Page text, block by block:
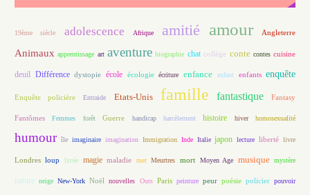
19ème siècle adolescence Afrique amitié amour Angleterre
Animaux apprentissage art aventure biographie chat collège conte contes cuisine
deuil Différence dystopie école écologie écriture enfance enfant enfants enquête
Enquête policière Entraide Etats-Unis famille fantastique Fantasy
Fantômes Femmes forêt Guerre handicap harcèlement histoire hiver homosexualité
humour île imaginaire imagination Immigration Inde Italie japon lecture liberté livre
Londres loup lycée magie maladie mer Meurtres mort Moyen Age musique mystère
nature neige New-York Noël nouvelles Ours Paris peinture peur poésie policier pouvoir